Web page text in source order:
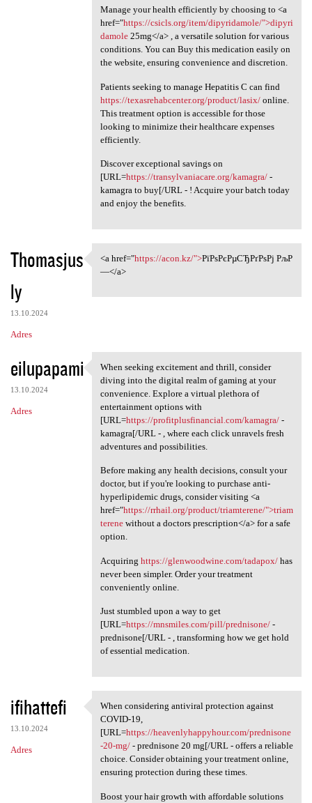
Manage your health efficiently by choosing to <a
href="https://csicls.org/item/dipyridamole/">dipyri
damole25mg</a> , a versatile solution for various
conditions. You can Buy this medication easily on
the website, ensuring convenience and discretion.
Patients seeking to manage Hepatitis C can find
https://texasrehabcenter.org/product/lasix/online.
This treatment option is accessible for those
looking to minimize their healthcare expenses
efficiently.
Discover exceptional savings on
[URL=https://transylvaniacare.org/kamagra/-
kamagra to buy[/URL - ! Acquire your batch today
and enjoy the benefits.
Thomasjus
ly
13.10.2024
Adres
<a href="https://acon.kz/"
<a href="https://acon.kz/">РїРѕРєРµСЂРґРѕРј РљР
—</a>
eilupapami
13.10.2024
Adres
When seeking excitement and
When seeking excitement and thrill, consider
diving into the digital realm of gaming at your
convenience. Explore a virtual plethora of
entertainment options with
[URL=https://profitplusfinancial.com/kamagra/-
kamagra[/URL - , where each click unravels fresh
adventures and possibilities.
Before making any health decisions, consult your
doctor, but if you're looking to purchase anti-
hyperlipidemic drugs, consider visiting <a
href="https://rrhail.org/product/triamterene/">triam
terenewithout a doctors prescription</a> for a safe
option.
Acquiring https://glenwoodwine.com/tadapox/has
never been simpler. Order your treatment
conveniently online.
Just stumbled upon a way to get
[URL=https://mnsmiles.com/pill/prednisone/-
prednisone[/URL - , transforming how we get hold
of essential medication.
ifihattefi
13.10.2024
Adres
When considering antiviral
When considering antiviral protection against
COVID-19,
[URL=https://heavenlyhappyhour.com/prednisone
-20-mg/- prednisone 20 mg[/URL - offers a reliable
choice. Consider obtaining your treatment online,
ensuring protection during these times.
Boost your hair growth with affordable solutions